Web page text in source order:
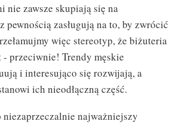
nie zawsze skupiają się na
pewnością zasługują na to, by zwrócić
więc stereotyp, że biżuteria
- przeciwnie! Trendy męskie
i interesująco się rozwijają, a
ich nieodłączną część.
niezaprzeczalnie najważniejszy